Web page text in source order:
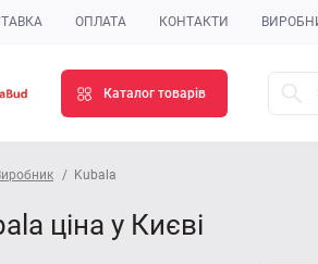
ОПЛАТА КОНТАКТИ
Каталог товарів
Kubala
ціна у Києві